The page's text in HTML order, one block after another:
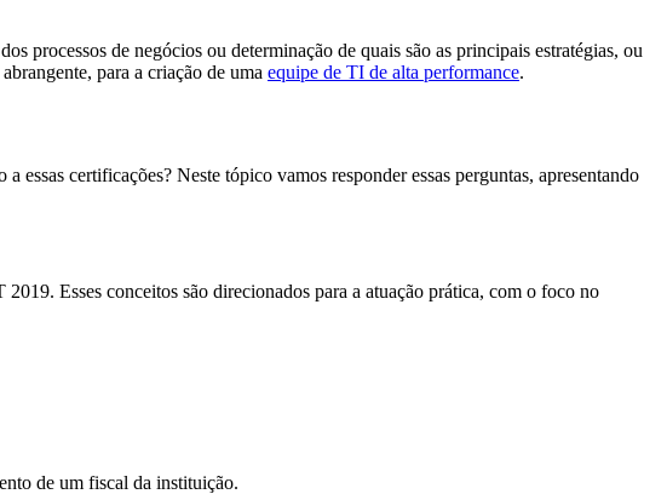
processos de negócios ou determinação de quais são as principais estratégias, ou
para a criação de uma equipe de TI de alta performance.
certificações? Neste tópico vamos responder essas perguntas, apresentando
Esses conceitos são direcionados para a atuação prática, com o foco no
de um fiscal da instituição.